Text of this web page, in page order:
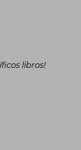
libros!